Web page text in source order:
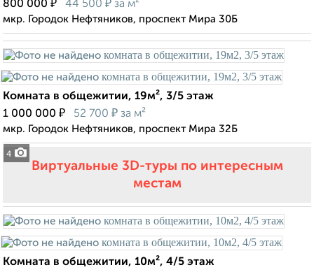
800 000 ₽ 44 500 ₽ за м²
мкр. Городок Нефтяников, проспект Мира 30Б
4
Комната в общежитии, 19м², 3/5 этаж
1 000 000 ₽ 52 700 ₽ за м²
мкр. Городок Нефтяников, проспект Мира 32Б
Виртуальные 3D-туры по интересным
местам
Комната в общежитии, 10м², 4/5 этаж